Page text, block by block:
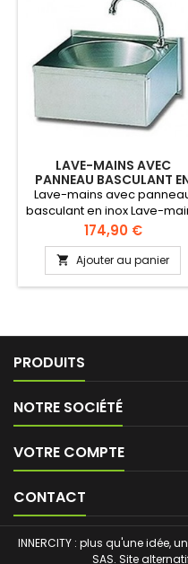
LAVE-MAINS AVEC
PANNEAU BASCULANT
INOX
Lave-mains avec
basculant en inox Lave-
inox cuve ronde Mitigeur
EC/EF. Robinet col de cygne,
bonde et siphon inclus.
Prix
174,90 €
 Ajouter au panier
PRODUITS
NOTRE SOCIÉTÉ
VOTRE COMPTE
CONTACT
INNERCITY : plus qu'une idée,
SAS. Site